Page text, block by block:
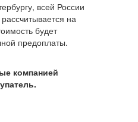
всей России
на
будет
предоплаты.
компанией